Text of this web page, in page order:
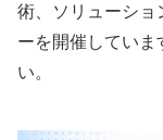
術、ソリューショ
ーを開催していま
い。